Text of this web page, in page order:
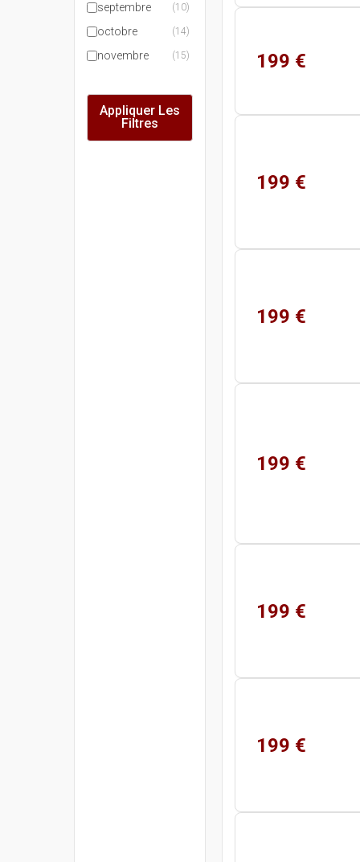
septembre (10)
octobre (14)
novembre (15)
Appliquer Les
Filtres
199 €
199 €
199 €
199 €
199 €
199 €